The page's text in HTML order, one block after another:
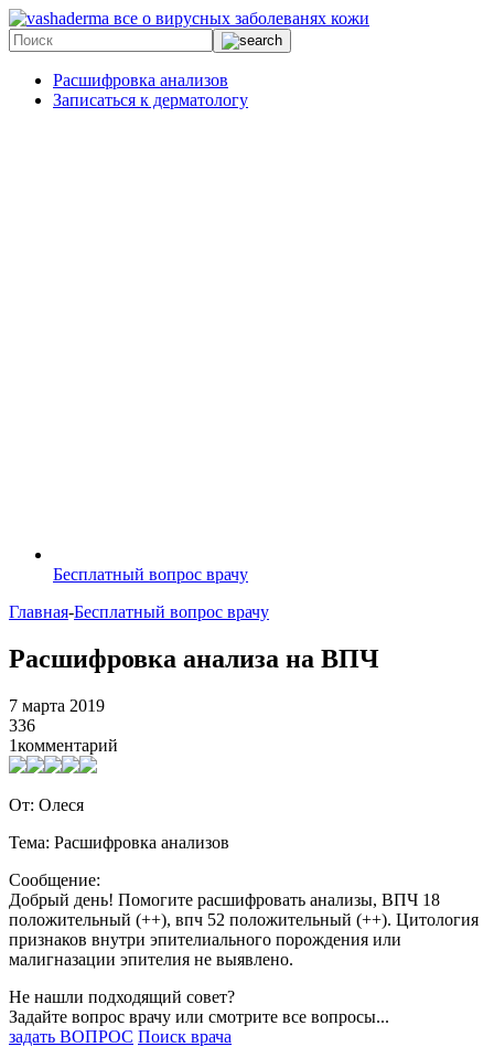
все о вирусных заболеванях кожи
Расшифровка анализов
Записаться к дерматологу
Бесплатный вопрос врачу
Главная-Бесплатный вопрос врачу
Расшифровка анализа на ВПЧ
7 марта 2019
336
1комментарий
От: Олеся
Тема: Расшифровка анализов
Сообщение:
Добрый день! Помогите расшифровать анализы, ВПЧ 18
положительный (++), впч 52 положительный (++). Цитология
признаков внутри эпителиального порождения или
малигназации эпителия не выявлено.
Не нашли подходящий совет?
Задайте вопрос врачу или смотрите все вопросы...
задать ВОПРОС Поиск врача